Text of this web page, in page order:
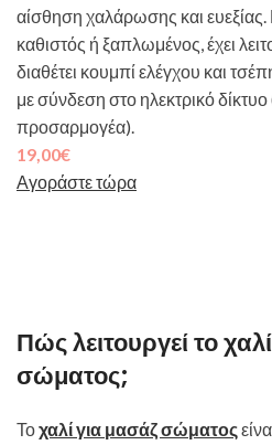
αίσθηση χαλάρωσης και
καθιστός ή ξαπλωμένος, έχει
διαθέτει κουμπί ελέγχου και
με σύνδεση στο ηλεκτρικό
προσαρμογέα).
19,00€
Αγοράστε τώρα
Πώς λειτουργεί το
σώματος;
Τοχαλί για μασάζ σώματος